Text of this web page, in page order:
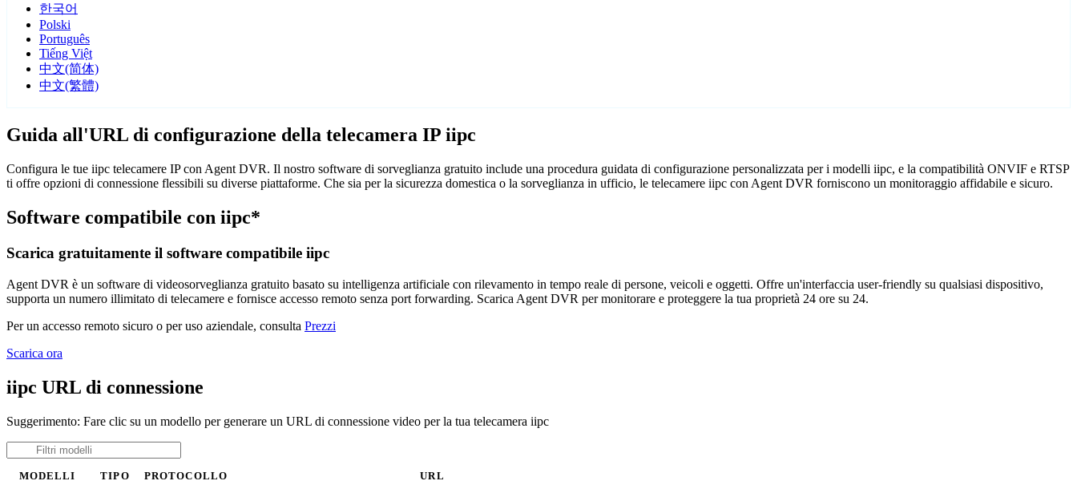
한국어
Polski
Português
Tiếng Việt
中文(简体)
中文(繁體)
Guida all'URL di configurazione della telecamera IP iipc
Configura le tue iipc telecamere IP con Agent DVR. Il nostro software di sorveglianza gratuito include una procedura guidata di configurazione personalizzata per i modelli iipc, e la compatibilità ONVIF e RTSP
ti offre opzioni di connessione flessibili su diverse piattaforme. Che sia per la sicurezza domestica o la sorveglianza in ufficio, le telecamere iipc con Agent DVR forniscono un monitoraggio affidabile e sicuro.
Software compatibile con iipc*
Scarica gratuitamente il software compatibile iipc
Agent DVR è un software di videosorveglianza gratuito basato su intelligenza artificiale con rilevamento in tempo reale di persone, veicoli e oggetti. Offre un'interfaccia user-friendly su qualsiasi dispositivo,
supporta un numero illimitato di telecamere e fornisce accesso remoto senza port forwarding. Scarica Agent DVR per monitorare e proteggere la tua proprietà 24 ore su 24.
Per un accesso remoto sicuro o per uso aziendale, consulta Prezzi
Scarica ora
iipc URL di connessione
Suggerimento: Fare clic su un modello per generare un URL di connessione video per la tua telecamera iipc
MODELLI TIPO PROTOCOLLO URL